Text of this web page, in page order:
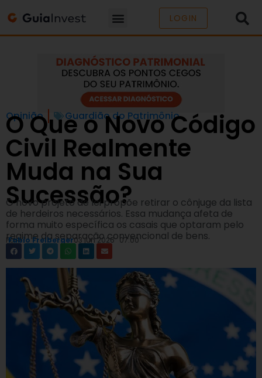
LOGIN
Opinião Guardião do Patrimônio
O Que o Novo Código
Civil Realmente
Muda na Sua
Sucessão?
O novo projeto de lei propõe retirar o cônjuge da lista
de herdeiros necessários. Essa mudança afeta de
forma muito específica os casais que optaram pelo
regime da separação convencional de bens.
Por
Fabio Freiberger03 jun 2026 07:00